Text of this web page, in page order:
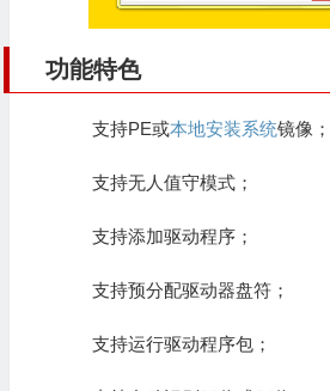
功能特色
支持PE或本地安装系统镜像；
支持无人值守模式；
支持添加驱动程序；
支持预分配驱动器盘符；
支持运行驱动程序包；